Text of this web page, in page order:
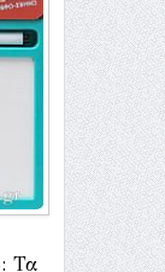
Τα